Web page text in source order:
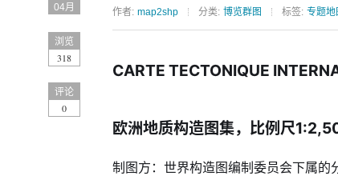
04月 作者: map2shp 分类: 博览群图 标签: 专题地
CARTE TECTONIQUE
欧洲地质构造图集，比例尺
制图方：世界构造图编制委员会下属
浏览
318
评论
0